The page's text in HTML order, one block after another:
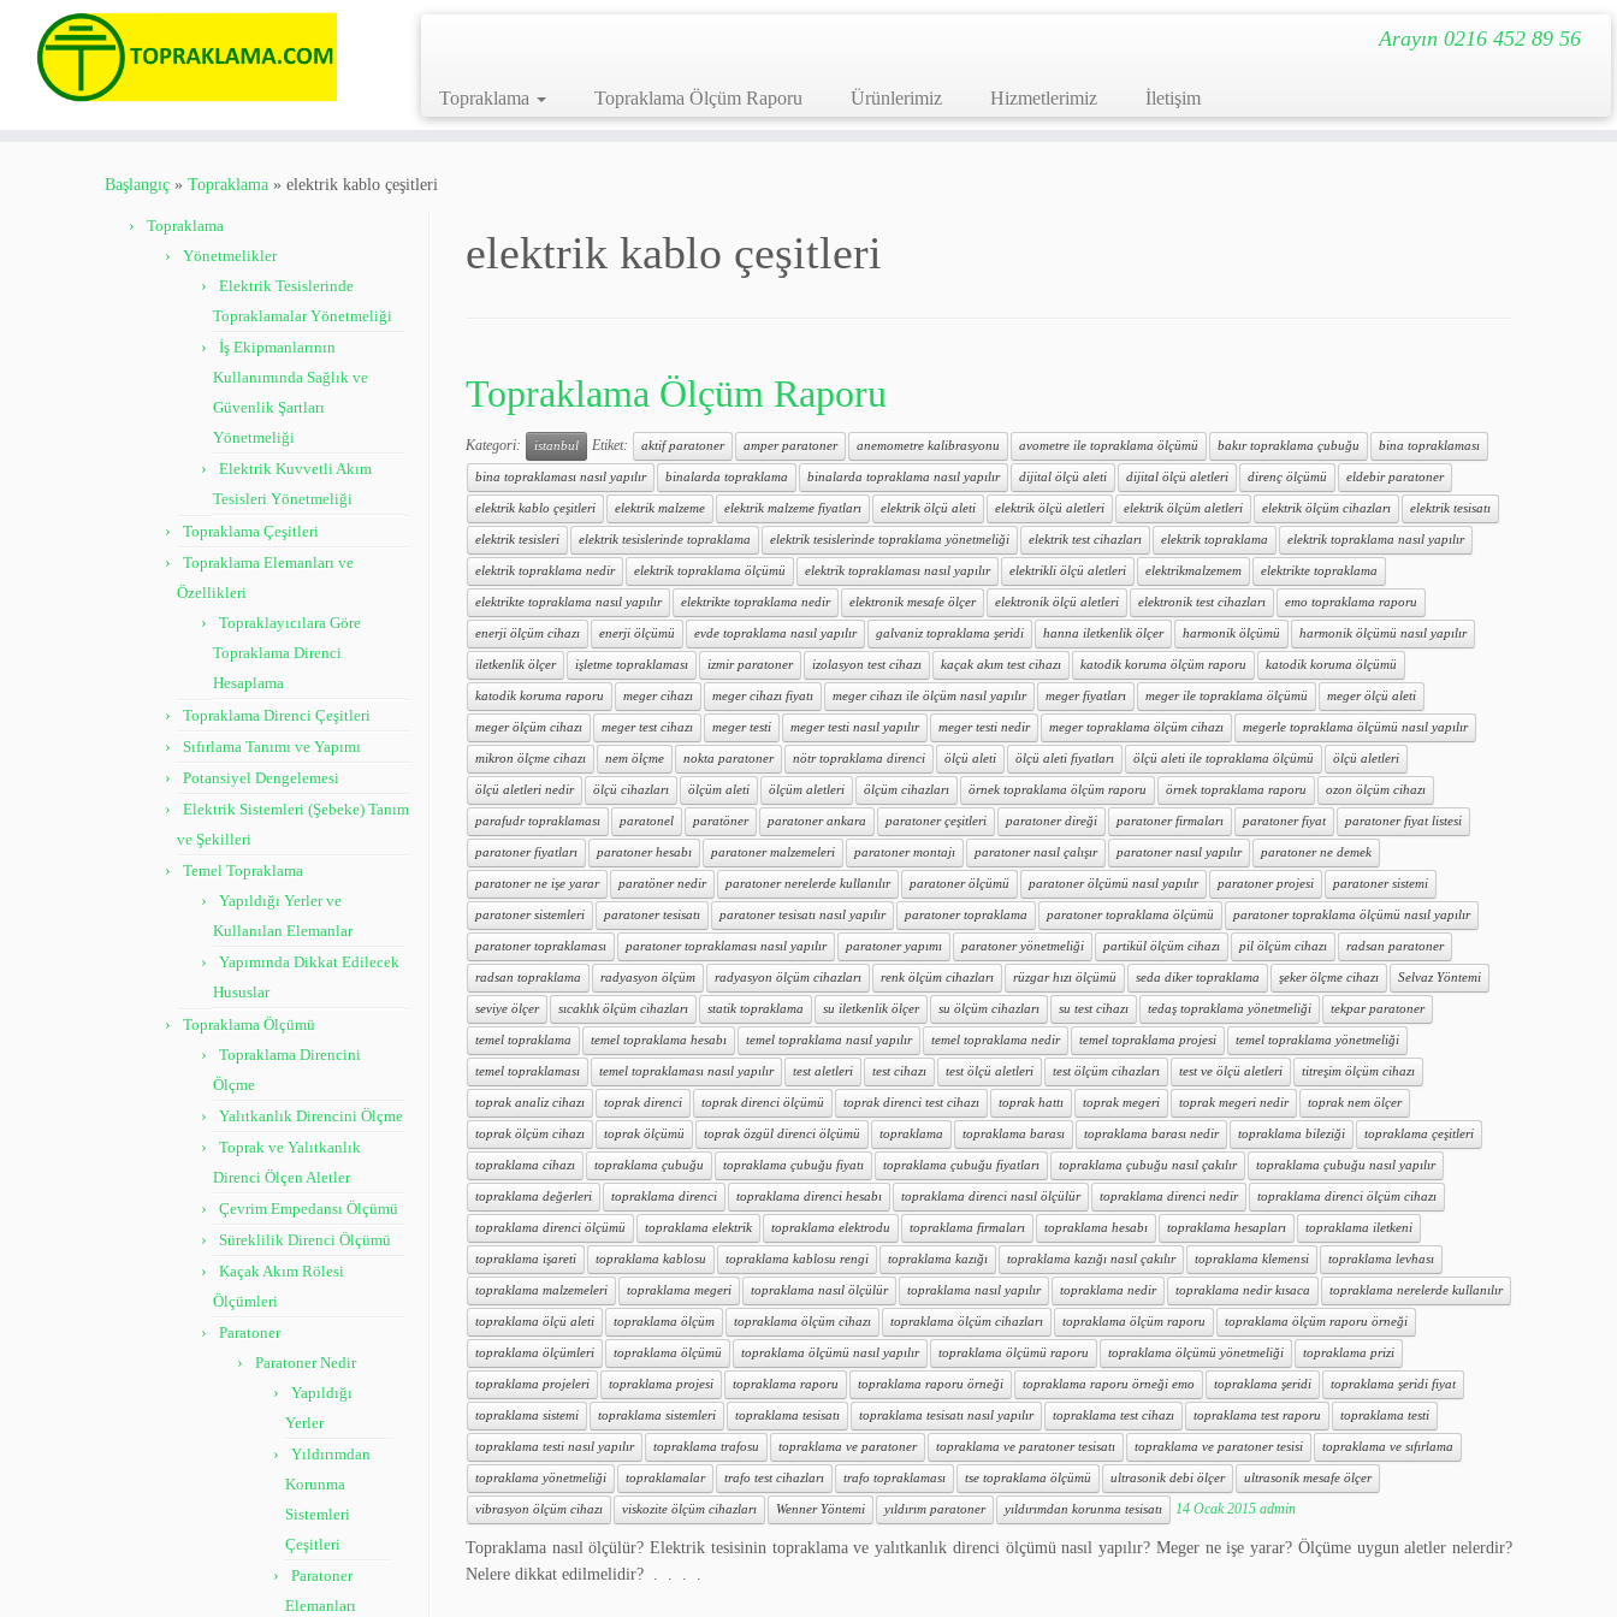
Arayın 0216 452 89 56
Topraklama Topraklama Ölçüm Raporu Ürünlerimiz Hizmetlerimiz İletişim
Başlangıç » Topraklama » elektrik kablo çeşitleri
Topraklama
Yönetmelikler
Elektrik Tesislerinde
Topraklamalar Yönetmeliği
İş Ekipmanlarının
Kullanımında Sağlık ve
Güvenlik Şartları
Yönetmeliği
Elektrik Kuvvetli Akım
Tesisleri Yönetmeliği
Topraklama Çeşitleri
Topraklama Elemanları ve
Özellikleri
Topraklayıcılara Göre
Topraklama Direnci
Hesaplama
Topraklama Direnci Çeşitleri
Sıfırlama Tanımı ve Yapımı
Potansiyel Dengelemesi
Elektrik Sistemleri (Şebeke) Tanım
ve Şekilleri
Temel Topraklama
Yapıldığı Yerler ve
Kullanılan Elemanlar
Yapımında Dikkat Edilecek
Hususlar
Topraklama Ölçümü
Topraklama Direncini
Ölçme
Yalıtkanlık Direncini Ölçme
Toprak ve Yalıtkanlık
Direnci Ölçen Aletler
Çevrim Empedansı Ölçümü
Süreklilik Direnci Ölçümü
Kaçak Akım Rölesi
Ölçümleri
Paratoner
Paratoner Nedir
Yapıldığı
Yerler
Yıldırımdan
Korunma
Sistemleri
Çeşitleri
Paratoner
Elemanları
elektrik kablo çeşitleri
Topraklama Ölçüm Raporu
Kategori: istanbul Etiket: aktif paratoner amper paratoner anemometre kalibrasyonu avometre ile topraklama ölçümü bakır topraklama çubuğu bina topraklaması
bina topraklaması nasıl yapılır binalarda topraklama binalarda topraklama nasıl yapılır dijital ölçü aleti dijital ölçü aletleri direnç ölçümü eldebir paratoner
elektrik kablo çeşitleri elektrik malzeme elektrik malzeme fiyatları elektrik ölçü aleti elektrik ölçü aletleri elektrik ölçüm aletleri elektrik ölçüm cihazları elektrik tesisatı
elektrik tesisleri elektrik tesislerinde topraklama elektrik tesislerinde topraklama yönetmeliği elektrik test cihazları elektrik topraklama elektrik topraklama nasıl yapılır
elektrik topraklama nedir elektrik topraklama ölçümü elektrik topraklaması nasıl yapılır elektrikli ölçü aletleri elektrikmalzemem elektrikte topraklama
elektrikte topraklama nasıl yapılır elektrikte topraklama nedir elektronik mesafe ölçer elektronik ölçü aletleri elektronik test cihazları emo topraklama raporu
enerji ölçüm cihazı enerji ölçümü evde topraklama nasıl yapılır galvaniz topraklama şeridi hanna iletkenlik ölçer harmonik ölçümü harmonik ölçümü nasıl yapılır
iletkenlik ölçer işletme topraklaması izmir paratoner izolasyon test cihazı kaçak akım test cihazı katodik koruma ölçüm raporu katodik koruma ölçümü
katodik koruma raporu meger cihazı meger cihazı fiyatı meger cihazı ile ölçüm nasıl yapılır meger fiyatları meger ile topraklama ölçümü meger ölçü aleti
meger ölçüm cihazı meger test cihazı meger testi meger testi nasıl yapılır meger testi nedir meger topraklama ölçüm cihazı megerle topraklama ölçümü nasıl yapılır
mikron ölçme cihazı nem ölçme nokta paratoner nötr topraklama direnci ölçü aleti ölçü aleti fiyatları ölçü aleti ile topraklama ölçümü ölçü aletleri
ölçü aletleri nedir ölçü cihazları ölçüm aleti ölçüm aletleri ölçüm cihazları örnek topraklama ölçüm raporu örnek topraklama raporu ozon ölçüm cihazı
parafudr topraklaması paratonel paratöner paratoner ankara paratoner çeşitleri paratoner direği paratoner firmaları paratoner fiyat paratoner fiyat listesi
paratoner fiyatları paratoner hesabı paratoner malzemeleri paratoner montajı paratoner nasıl çalışır paratoner nasıl yapılır paratoner ne demek
paratoner ne işe yarar paratöner nedir paratoner nerelerde kullanılır paratoner ölçümü paratoner ölçümü nasıl yapılır paratoner projesi paratoner sistemi
paratoner sistemleri paratoner tesisatı paratoner tesisatı nasıl yapılır paratoner topraklama paratoner topraklama ölçümü paratoner topraklama ölçümü nasıl yapılır
paratoner topraklaması paratoner topraklaması nasıl yapılır paratoner yapımı paratoner yönetmeliği partikül ölçüm cihazı pil ölçüm cihazı radsan paratoner
radsan topraklama radyasyon ölçüm radyasyon ölçüm cihazları renk ölçüm cihazları rüzgar hızı ölçümü seda diker topraklama şeker ölçme cihazı Selvaz Yöntemi
seviye ölçer sıcaklık ölçüm cihazları statik topraklama su iletkenlik ölçer su ölçüm cihazları su test cihazı tedaş topraklama yönetmeliği tekpar paratoner
temel topraklama temel topraklama hesabı temel topraklama nasıl yapılır temel topraklama nedir temel topraklama projesi temel topraklama yönetmeliği
temel topraklaması temel topraklaması nasıl yapılır test aletleri test cihazı test ölçü aletleri test ölçüm cihazları test ve ölçü aletleri titreşim ölçüm cihazı
toprak analiz cihazı toprak direnci toprak direnci ölçümü toprak direnci test cihazı toprak hattı toprak megeri toprak megeri nedir toprak nem ölçer
toprak ölçüm cihazı toprak ölçümü toprak özgül direnci ölçümü topraklama topraklama barası topraklama barası nedir topraklama bileziği topraklama çeşitleri
topraklama cihazı topraklama çubuğu topraklama çubuğu fiyatı topraklama çubuğu fiyatları topraklama çubuğu nasıl çakılır topraklama çubuğu nasıl yapılır
topraklama değerleri topraklama direnci topraklama direnci hesabı topraklama direnci nasıl ölçülür topraklama direnci nedir topraklama direnci ölçüm cihazı
topraklama direnci ölçümü topraklama elektrik topraklama elektrodu topraklama firmaları topraklama hesabı topraklama hesapları topraklama iletkeni
topraklama işareti topraklama kablosu topraklama kablosu rengi topraklama kazığı topraklama kazığı nasıl çakılır topraklama klemensi topraklama levhası
topraklama malzemeleri topraklama megeri topraklama nasıl ölçülür topraklama nasıl yapılır topraklama nedir topraklama nedir kısaca topraklama nerelerde kullanılır
topraklama ölçü aleti topraklama ölçüm topraklama ölçüm cihazı topraklama ölçüm cihazları topraklama ölçüm raporu topraklama ölçüm raporu örneği
topraklama ölçümleri topraklama ölçümü topraklama ölçümü nasıl yapılır topraklama ölçümü raporu topraklama ölçümü yönetmeliği topraklama prizi
topraklama projeleri topraklama projesi topraklama raporu topraklama raporu örneği topraklama raporu örneği emo topraklama şeridi topraklama şeridi fiyat
topraklama sistemi topraklama sistemleri topraklama tesisatı topraklama tesisatı nasıl yapılır topraklama test cihazı topraklama test raporu topraklama testi
topraklama testi nasıl yapılır topraklama trafosu topraklama ve paratoner topraklama ve paratoner tesisatı topraklama ve paratoner tesisi topraklama ve sıfırlama
topraklama yönetmeliği topraklamalar trafo test cihazları trafo topraklaması tse topraklama ölçümü ultrasonik debi ölçer ultrasonik mesafe ölçer
vibrasyon ölçüm cihazı viskozite ölçüm cihazları Wenner Yöntemi yıldırım paratoner yıldırımdan korunma tesisatı 14 Ocak 2015 admin
Topraklama nasıl ölçülür? Elektrik tesisinin topraklama ve yalıtkanlık direnci ölçümü nasıl yapılır? Meger ne işe yarar? Ölçüme uygun aletler nelerdir?
Nelere dikkat edilmelidir? . . . .